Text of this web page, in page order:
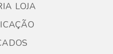
LOJA